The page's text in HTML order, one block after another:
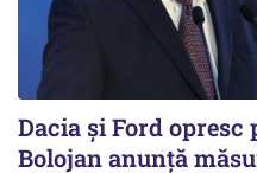
Dacia și Ford
Bolojan anunță